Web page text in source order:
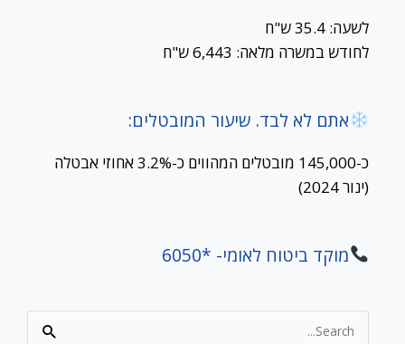
לשעה: 35.4 ש"ח
לחודש במשרה מלאה: 6,443 ש"ח
אתם לא לבד. שיעור המובטלים:
כ-145,000 מובטלים המהווים כ-3.2% אחוזי אבטלה
(ינור 2024)
מוקד ביטוח לאומי- *6050
Search